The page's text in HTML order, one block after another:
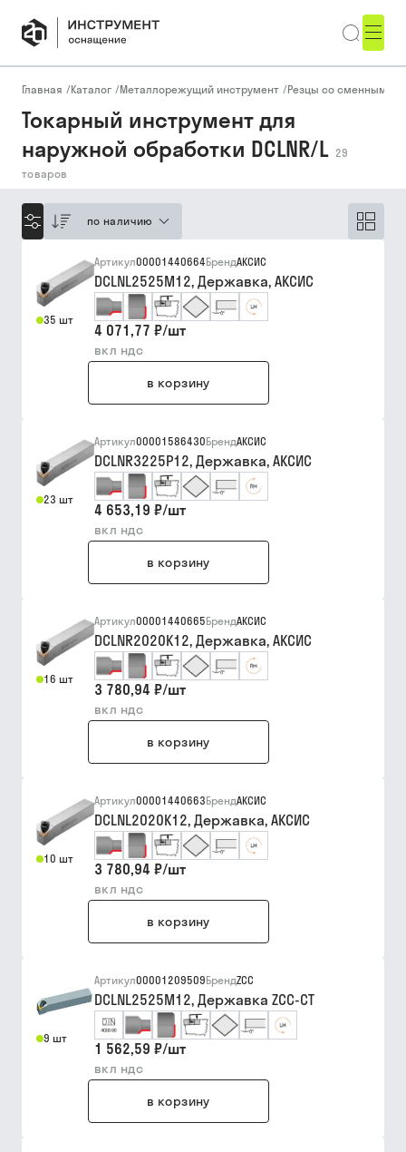
Главная /Каталог /Металлорежущий инструмент /Резцы со сменными
Токарный инструмент для
наружной обработки DCLNR/L 29
товаров
по наличию
35 шт
Артикул00001440664БрендАКСИС
DCLNL2525M12, Державка, АКСИС
4 071,77 ₽/шт
вкл ндс
в корзину
23 шт
Артикул00001586430БрендАКСИС
DCLNR3225P12, Державка, АКСИС
4 653,19 ₽/шт
вкл ндс
в корзину
16 шт
Артикул00001440665БрендАКСИС
DCLNR2020K12, Державка, АКСИС
3 780,94 ₽/шт
вкл ндс
в корзину
10 шт
Артикул00001440663БрендАКСИС
DCLNL2020K12, Державка, АКСИС
3 780,94 ₽/шт
вкл ндс
в корзину
9 шт
Артикул00001209509БрендZCC
DCLNL2525M12, Державка ZCC-CT
1 562,59 ₽/шт
вкл ндс
в корзину